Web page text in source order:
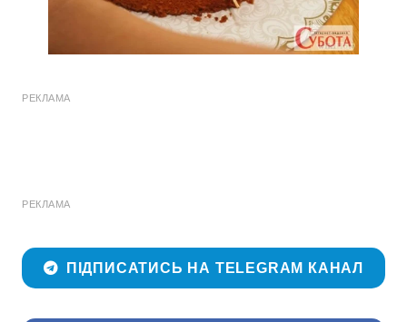
РЕКЛАМА
РЕКЛАМА
ПІДПИСАТИСЬ НА TELEGRAM КАНАЛ